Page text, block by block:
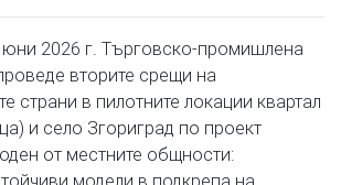
2026 г. Търговско-промишлена
вторите срещи на
страни в пилотните локации квартал
и село Згориград по проект
от местните общности:
модели в подкрепа на